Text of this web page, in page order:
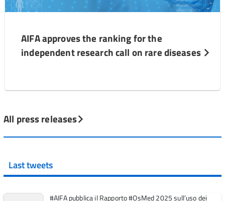
AIFA approves the ranking for the
independent research call on rare diseases
All press releases
Last tweets
#AIFA pubblica il Rapporto #OsMed 2025 sull’uso dei